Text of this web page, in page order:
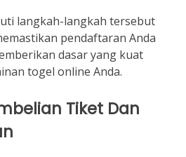
langkah-langkah tersebut
pendaftaran Anda
dasar yang kuat
togel online Anda.
Tiket Dan